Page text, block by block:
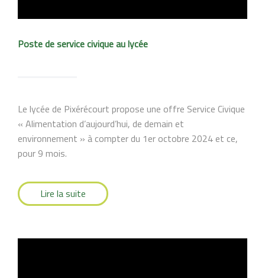
Poste de service civique au lycée
Le lycée de Pixérécourt propose une offre Service Civique
« Alimentation d’aujourd’hui, de demain et
environnement » à compter du 1er octobre 2024 et ce,
pour 9 mois.
Lire la suite